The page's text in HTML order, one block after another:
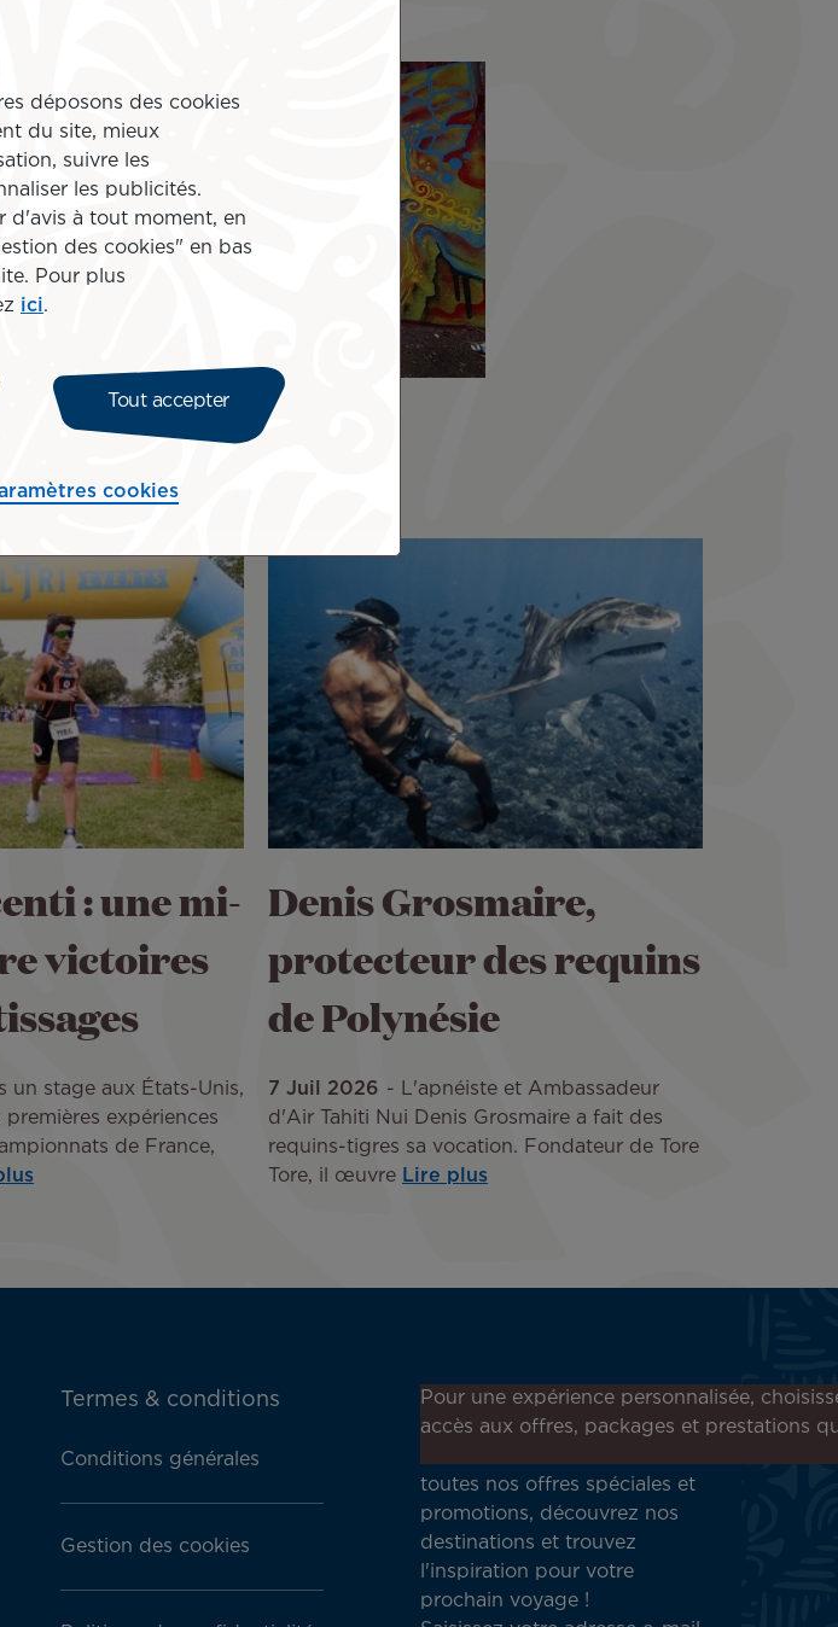
: une mi-
victoires
un stage aux États-Unis,
expériences
de France,
Denis Grosmaire,
protecteur des requins
de Polynésie
7 Juil 2026
L'apnéiste et Ambassadeur
d'Air Tahiti Nui Denis Grosmaire a fait des
requins-tigres sa vocation. Fondateur de Tore
Tore, il œuvre Lire plus
Termes & conditions
Conditions générales
Gestion des cookies
Inscrivez-vous à notre
newsletter !
toutes nos offres spéciales et
promotions, découvrez nos
destinations et trouvez
l'inspiration pour votre
prochain voyage !
Pour une expérience personnalisée,
accès aux offres, packages et prestations
déposons des cookies
du site, mieux
suivre les
les publicités.
d'avis à tout moment, en
des cookies" en bas
Pour plus
ici.
Tout accepter
cookies